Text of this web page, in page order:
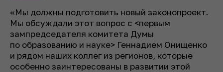
«Мы должны подготовить новый законопроект.
Мы обсуждали этот вопрос с <первым
зампредседателя комитета Думы
по образованию и науке> Геннадием Онищенко
и рядом наших коллег из регионов, которые
особенно заинтересованы в развитии этой